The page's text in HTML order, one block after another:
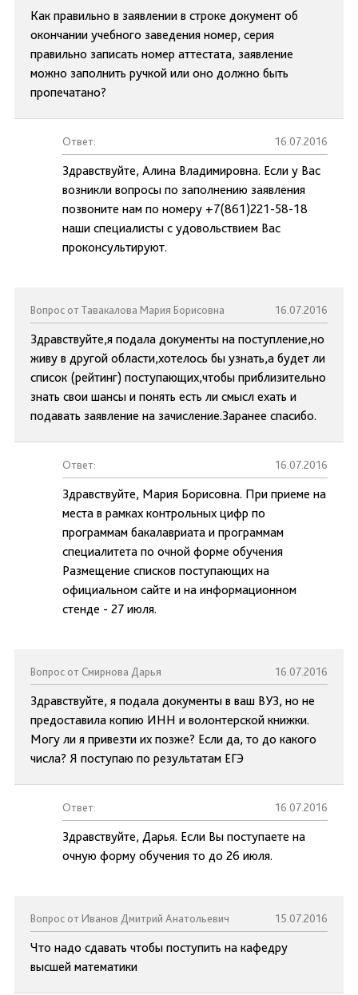
Как правильно в заявлении в строке документ об
окончании учебного заведения номер, серия
правильно записать номер аттестата, заявление
можно заполнить ручкой или оно должно быть
пропечатано?
Ответ: 16.07.2016
Здравствуйте, Алина Владимировна. Если у Вас
возникли вопросы по заполнению заявления
позвоните нам по номеру +7(861)221-58-18
наши специалисты с удовольствием Вас
проконсультируют.
Вопрос от Тавакалова Мария Борисовна 16.07.2016
Здравствуйте,я подала документы на поступление,но
живу в другой области,хотелось бы узнать,а будет ли
список (рейтинг) поступающих,чтобы приблизительно
знать свои шансы и понять есть ли смысл ехать и
подавать заявление на зачисление.Заранее спасибо.
Ответ: 16.07.2016
Здравствуйте, Мария Борисовна. При приеме на
места в рамках контрольных цифр по
программам бакалавриата и программам
специалитета по очной форме обучения
Размещение списков поступающих на
официальном сайте и на информационном
стенде - 27 июля.
Вопрос от Смирнова Дарья 16.07.2016
Здравствуйте, я подала документы в ваш ВУЗ, но не
предоставила копию ИНН и волонтерской книжки.
Могу ли я привезти их позже? Если да, то до какого
числа? Я поступаю по результатам ЕГЭ
Ответ: 16.07.2016
Здравствуйте, Дарья. Если Вы поступаете на
очную форму обучения то до 26 июля.
Вопрос от Иванов Дмитрий Анатольевич 15.07.2016
Что надо сдавать чтобы поступить на кафедру
высшей математики